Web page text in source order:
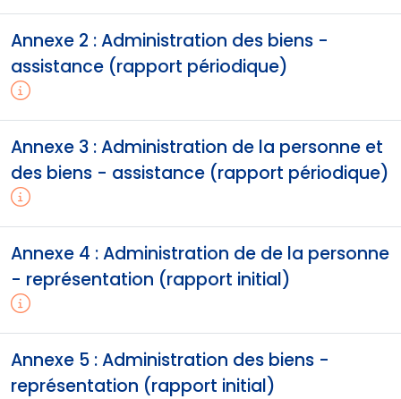
Annexe 2 : Administration des biens -
assistance (rapport périodique)
Annexe 3 : Administration de la personne et
des biens - assistance (rapport périodique)
Annexe 4 : Administration de de la personne
- représentation (rapport initial)
Annexe 5 : Administration des biens -
représentation (rapport initial)